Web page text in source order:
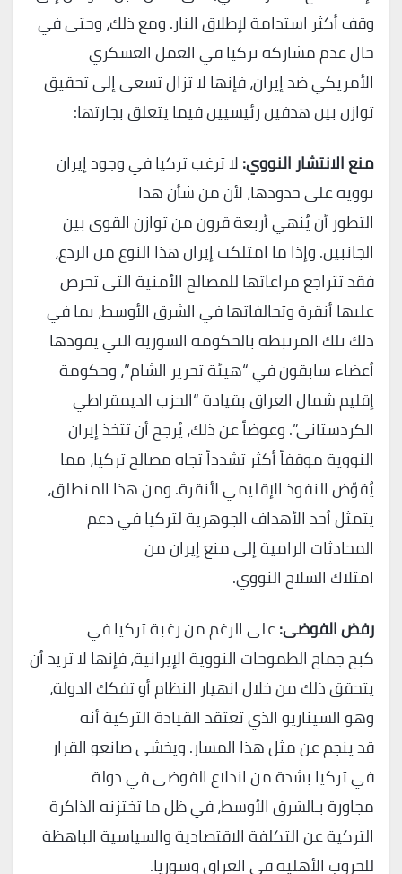
وقف أكثر استدامة لإطلاق النار. ومع ذلك، وحتى في
حال عدم مشاركة تركيا في العمل العسكري
الأمريكي ضد إيران، فإنها لا تزال تسعى إلى تحقيق
توازن بين هدفين رئيسيين فيما يتعلق بجارتها:
منع الانتشار النووي:لا ترغب تركيا في وجود إيران
نووية على حدودها، لأن من شأن هذا
التطور أن يُنهي أربعة قرون من توازن القوى بين
الجانبين. وإذا ما امتلكت إيران هذا النوع من الردع،
فقد تتراجع مراعاتها للمصالح الأمنية التي تحرص
عليها أنقرة وتحالفاتها في الشرق الأوسط، بما في
ذلك تلك المرتبطة بالحكومة السورية التي يقودها
أعضاء سابقون في “هيئة تحرير الشام”، وحكومة
إقليم شمال العراق بقيادة “الحزب الديمقراطي
الكردستاني”. وعوضاً عن ذلك، يُرجح أن تتخذ إيران
النووية موقفاً أكثر تشدداً تجاه مصالح تركيا، مما
يُقوّض النفوذ الإقليمي لأنقرة. ومن هذا المنطلق،
يتمثل أحد الأهداف الجوهرية لتركيا في دعم
المحادثات الرامية إلى منع إيران من
امتلاك السلاح النووي.
رفض الفوضى:على الرغم من رغبة تركيا في
كبح جماح الطموحات النووية الإيرانية، فإنها لا تريد أن
يتحقق ذلك من خلال انهيار النظام أو تفكك الدولة،
وهو السيناريو الذي تعتقد القيادة التركية أنه
قد ينجم عن مثل هذا المسار. ويخشى صانعو القرار
في تركيا بشدة من اندلاع الفوضى في دولة
مجاورة بـالشرق الأوسط، في ظل ما تختزنه الذاكرة
التركية عن التكلفة الاقتصادية والسياسية الباهظة
للحروب الأهلية في العراق وسوريا.